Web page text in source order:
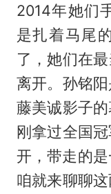
2014年她们
是扎着马尾
了，她们在
离开。孙铭
藤美诚影子
刚拿过全国
开，带走的是
咱就来聊聊